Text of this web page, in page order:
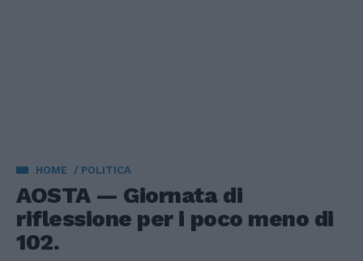
HOME POLITICA
AOSTA — Giornata di
riflessione per i poco meno di
102.